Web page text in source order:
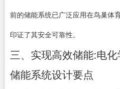
前的储能系统已广泛应用在鸟巢体
印证了其安全可靠性。
三、实现高效储能:电
储能系统设计要点